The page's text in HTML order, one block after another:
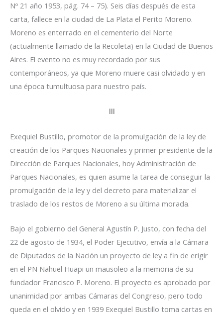
Nº 21 año 1953, pág. 74 – 75). Seis días después de esta
carta, fallece en la ciudad de La Plata el Perito Moreno.
Moreno es enterrado en el cementerio del Norte
(actualmente llamado de la Recoleta) en la Ciudad de Buenos
Aires. El evento no es muy recordado por sus
contemporáneos, ya que Moreno muere casi olvidado y en
una época tumultuosa para nuestro país.
III
Exequiel Bustillo, promotor de la promulgación de la ley de
creación de los Parques Nacionales y primer presidente de la
Dirección de Parques Nacionales, hoy Administración de
Parques Nacionales, es quien asume la tarea de conseguir la
promulgación de la ley y del decreto para materializar el
traslado de los restos de Moreno a su última morada.
Bajo el gobierno del General Agustín P. Justo, con fecha del
22 de agosto de 1934, el Poder Ejecutivo, envía a la Cámara
de Diputados de la Nación un proyecto de ley a fin de erigir
en el PN Nahuel Huapi un mausoleo a la memoria de su
fundador Francisco P. Moreno. El proyecto es aprobado por
unanimidad por ambas Cámaras del Congreso, pero todo
queda en el olvido y en 1939 Exequiel Bustillo toma cartas en